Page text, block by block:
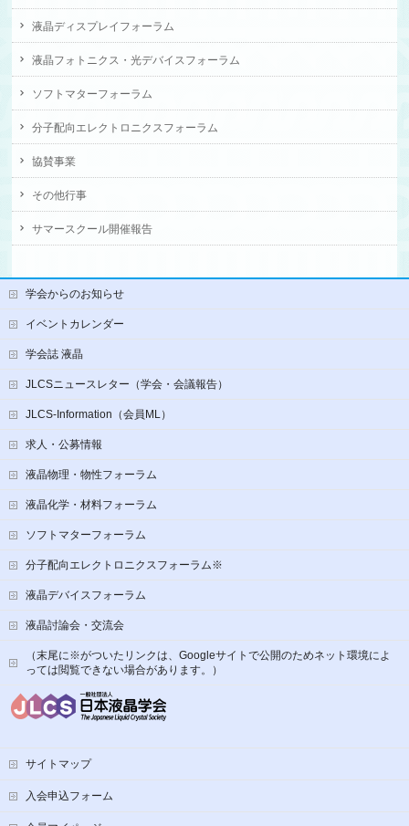
液晶ディスプレイフォーラム
液晶フォトニクス・光デバイスフォーラム
ソフトマターフォーラム
分子配向エレクトロニクスフォーラム
協賛事業
その他行事
サマースクール開催報告
学会からのお知らせ
イベントカレンダー
学会誌 液晶
JLCSニュースレター（学会・会議報告）
JLCS-Information（会員ML）
求人・公募情報
液晶物理・物性フォーラム
液晶化学・材料フォーラム
ソフトマターフォーラム
分子配向エレクトロニクスフォーラム※
液晶デバイスフォーラム
液晶討論会・交流会
（末尾に※がついたリンクは、Googleサイトで公開のためネット環境によ
っては閲覧できない場合があります。）
サイトマップ
入会申込フォーム